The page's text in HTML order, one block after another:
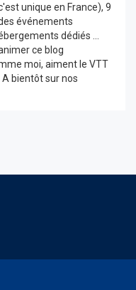
unique en France), 9
événements
dédiés ...
ce blog
moi, aiment le VTT
bientôt sur nos